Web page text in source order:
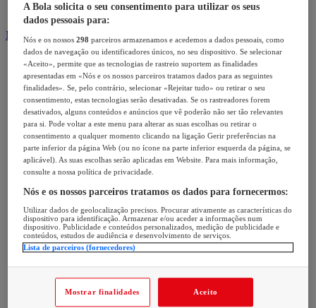
Modalidades
A Bola solicita o seu consentimento para utilizar os seus
dados pessoais para:
Nós e os nossos298 parceiros armazenamos e acedemos a dados pessoais, como
dados de navegação ou identificadores únicos, no seu dispositivo. Se selecionar
«Aceito», permite que as tecnologias de rastreio suportem as finalidades
apresentadas em «Nós e os nossos parceiros tratamos dados para as seguintes
finalidades». Se, pelo contrário, selecionar «Rejeitar tudo» ou retirar o seu
consentimento, estas tecnologias serão desativadas. Se os rastreadores forem
desativados, alguns conteúdos e anúncios que vê poderão não ser tão relevantes
para si. Pode voltar a este menu para alterar as suas escolhas ou retirar o
consentimento a qualquer momento clicando na ligação Gerir preferências na
parte inferior da página Web (ou no ícone na parte inferior esquerda da página, se
aplicável). As suas escolhas serão aplicadas em Website. Para mais informação,
consulte a nossa política de privacidade.
Nós e os nossos parceiros tratamos os dados para fornecermos:
Utilizar dados de geolocalização precisos. Procurar ativamente as características do
dispositivo para identificação. Armazenar e/ou aceder a informações num
dispositivo. Publicidade e conteúdos personalizados, medição de publicidade e
conteúdos, estudos de audiência e desenvolvimento de serviços.
Lista de parceiros (fornecedores)
Mostrar finalidades Aceito